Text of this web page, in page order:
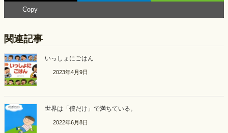
o
o
k
Copy
関連記事
いっしょにごはん
2023年4月9日
世界は「僕だけ」で満ちている。
2022年6月8日